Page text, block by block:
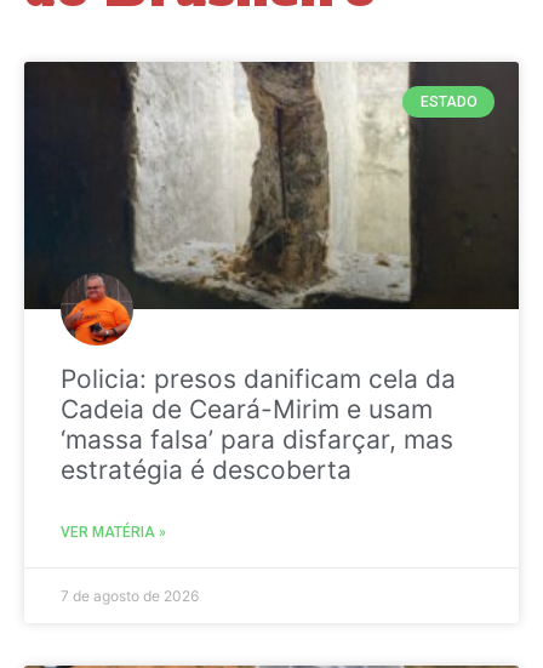
ESTADO
Policia: presos danificam cela da
Cadeia de Ceará-Mirim e usam
‘massa falsa’ para disfarçar, mas
estratégia é descoberta
VER MATÉRIA »
7 de agosto de 2026